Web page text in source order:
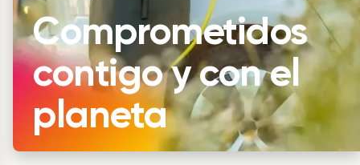
Comprometidos
contigo y con el
planeta